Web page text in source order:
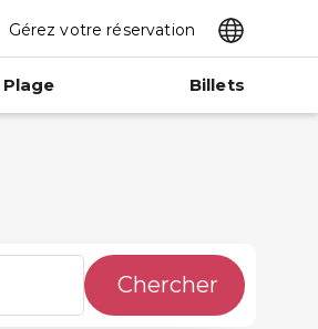
Gérez votre réservation
Billets
Chercher